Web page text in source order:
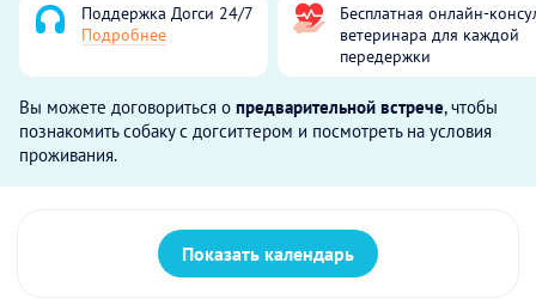
Поддержка Догси 24/7
Подробнее
Бесплатная онлайн-
ветеринара для каждой
передержки
Вы можете договориться о предварительной встрече, чтобы
познакомить собаку с догситтером и посмотреть на условия
проживания.
Показать календарь